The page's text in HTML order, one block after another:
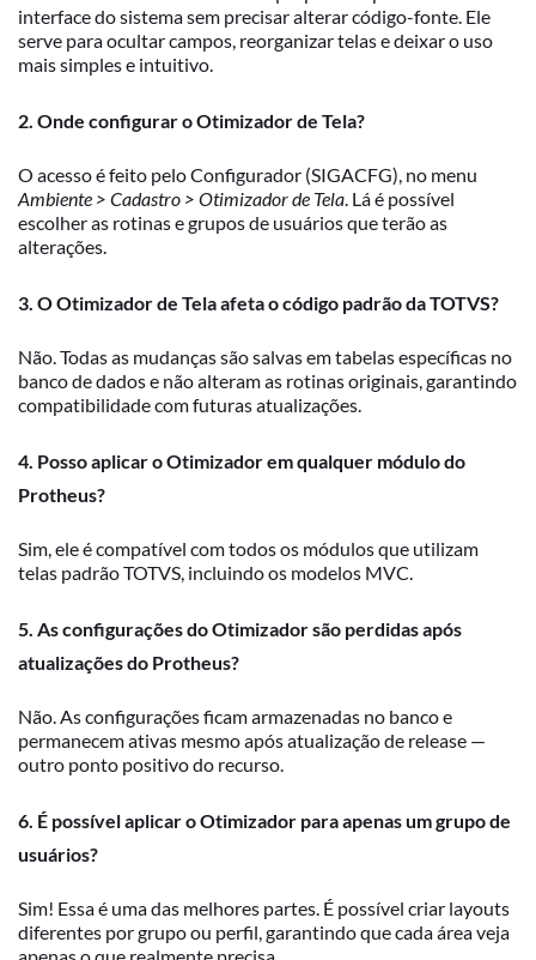
interface do sistema sem precisar alterar código-fonte. Ele
serve para ocultar campos, reorganizar telas e deixar o uso
mais simples e intuitivo.
2. Onde configurar o Otimizador de Tela?
O acesso é feito pelo Configurador (SIGACFG), no menu
Ambiente > Cadastro > Otimizador de Tela. Lá é possível
escolher as rotinas e grupos de usuários que terão as
alterações.
3. O Otimizador de Tela afeta o código padrão da TOTVS?
Não. Todas as mudanças são salvas em tabelas específicas no
banco de dados e não alteram as rotinas originais, garantindo
compatibilidade com futuras atualizações.
4. Posso aplicar o Otimizador em qualquer módulo do
Protheus?
Sim, ele é compatível com todos os módulos que utilizam
telas padrão TOTVS, incluindo os modelos MVC.
5. As configurações do Otimizador são perdidas após
atualizações do Protheus?
Não. As configurações ficam armazenadas no banco e
permanecem ativas mesmo após atualização de release —
outro ponto positivo do recurso.
6. É possível aplicar o Otimizador para apenas um grupo de
usuários?
Sim! Essa é uma das melhores partes. É possível criar layouts
diferentes por grupo ou perfil, garantindo que cada área veja